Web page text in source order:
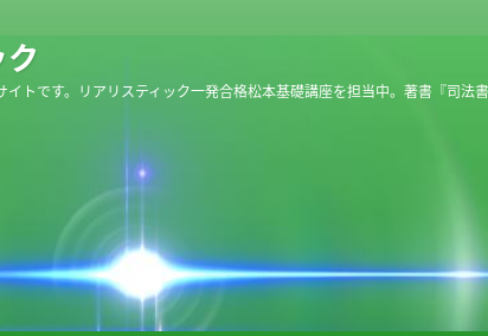
トです。リアリスティック一発合格松本基礎講座を担当中。著書『司法